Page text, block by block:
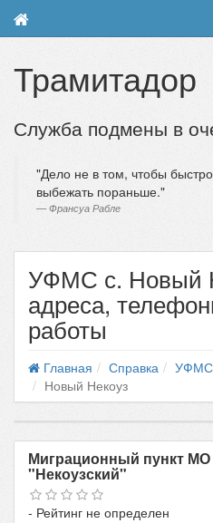
Трамитадор
Служба подмены в
Дело не в том, чтобы
выбежать пораньше.
Франсуа Рабле
УФМС с. Новый
адреса,
работы
Главная Справка
УФМС
Новый Некоуз
Миграционный пункт
"Некоузский"
- Рейтинг не определен